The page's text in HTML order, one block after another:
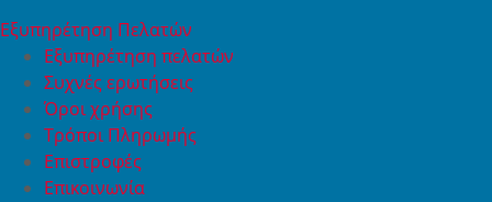
Εξυπηρέτηση Πελατών
Εξυπηρέτηση πελατών
Συχνές ερωτήσεις
Όροι χρήσης
Τρόποι Πληρωμής
Επιστροφές
Επικοινωνία